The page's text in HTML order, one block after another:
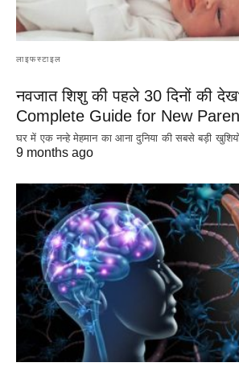
लाइफस्टाइल
नवजात शिशु की पहले 30 दिनों की
Complete Guide for New
घर में एक नन्हे मेहमान का आना दुनिया की सबसे बड़ी
9 months ago